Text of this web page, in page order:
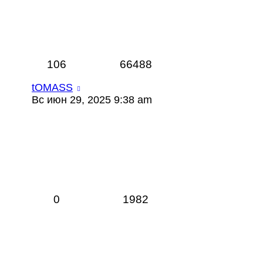
106 66488
tOMASS
Вс июн 29, 2025 9:38 am
0 1982